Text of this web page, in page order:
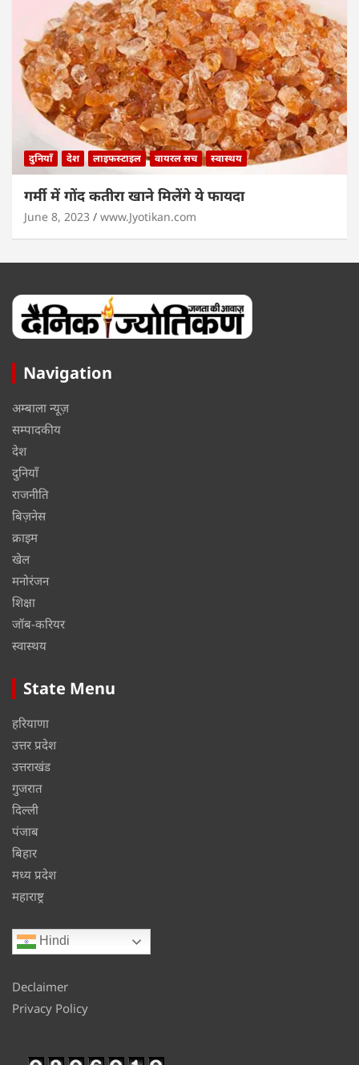
दुनियाँ देश लाइफस्टाइल वायरल सच स्वास्थय
गर्मी में गोंद कतीरा खाने मिलेंगे ये फायदा
June 8, 2023 www.Jyotikan.com
Navigation
अम्बाला न्यूज़
सम्पादकीय
देश
दुनियाँ
राजनीति
बिज़नेस
क्राइम
खेल
मनोरंजन
शिक्षा
जॉब-करियर
स्वास्थय
State Menu
हरियाणा
उत्तर प्रदेश
उत्तराखंड
गुजरात
दिल्ली
पंजाब
बिहार
मध्य प्रदेश
महाराष्ट्र
Hindi
Declaimer
Privacy Policy